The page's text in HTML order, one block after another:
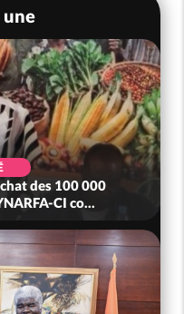
une
des 100 000
CI co...